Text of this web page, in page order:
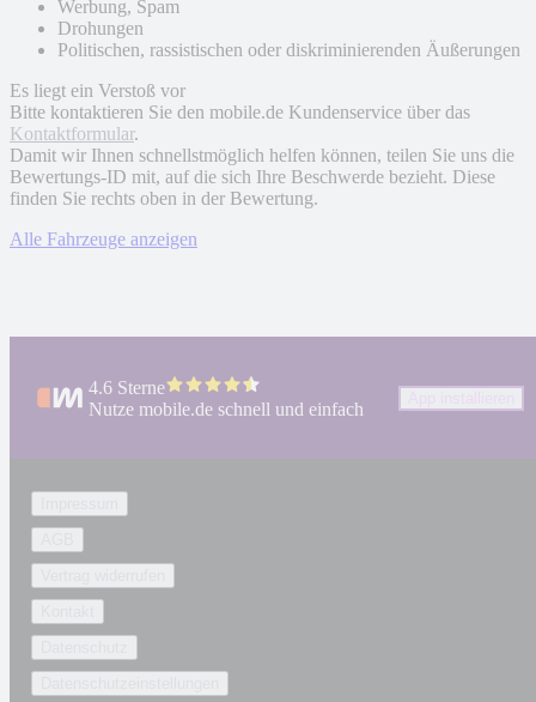
Werbung, Spam
Drohungen
Politischen, rassistischen oder diskriminierenden Äußerungen
Es liegt ein Verstoß vor
Bitte kontaktieren Sie den mobile.de Kundenservice über das
Kontaktformular.
Damit wir Ihnen schnellstmöglich helfen können, teilen Sie uns die
Bewertungs-ID mit, auf die sich Ihre Beschwerde bezieht. Diese
finden Sie rechts oben in der Bewertung.
Alle Fahrzeuge anzeigen
4.6 Sterne
Nutze mobile.de schnell und einfach